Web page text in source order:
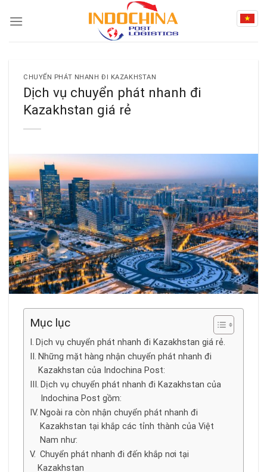
CHUYỂN PHÁT NHANH ĐI KAZAKHSTAN
Dịch vụ chuyển phát nhanh đi
Kazakhstan giá rẻ
Mục lục
Dịch vụ chuyển phát nhanh đi Kazakhstan giá rẻ.
Những mặt hàng nhận chuyển phát nhanh đi
Kazakhstan của Indochina Post:
Dịch vụ chuyển phát nhanh đi Kazakhstan của
Indochina Post gồm:
Ngoài ra còn nhận chuyển phát nhanh đi
Kazakhstan tại khắp các tỉnh thành của Việt
Nam như:
Chuyển phát nhanh đi đến khắp nơi tại
Kazakhstan